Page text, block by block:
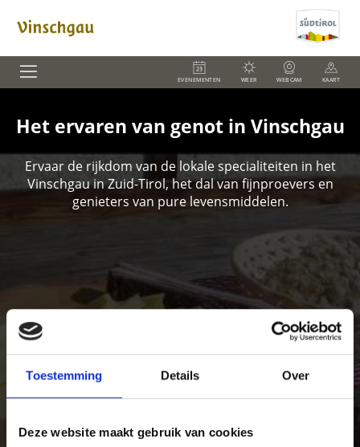
Toestemming Details Over
Deze website maakt gebruik van cookies
EVENEMENTEN WEER WEBCAM KAART
Het ervaren van genot in Vinschgau
Ervaar de rijkdom van de lokale specialiteiten in het
Vinschgau in Zuid-Tirol, het dal van fijnproevers en
genieters van pure levensmiddelen.